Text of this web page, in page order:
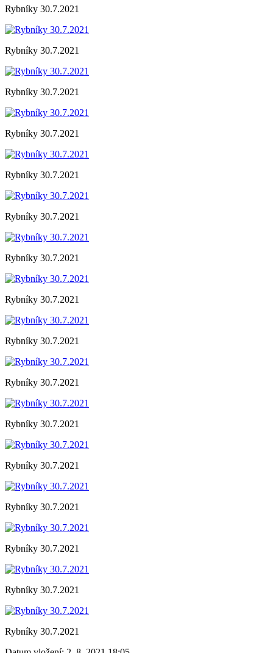
Rybníky 30.7.2021
Rybníky 30.7.2021
Rybníky 30.7.2021
Rybníky 30.7.2021
Rybníky 30.7.2021
Rybníky 30.7.2021
Rybníky 30.7.2021
Rybníky 30.7.2021
Rybníky 30.7.2021
Rybníky 30.7.2021
Rybníky 30.7.2021
Rybníky 30.7.2021
Rybníky 30.7.2021
Rybníky 30.7.2021
Rybníky 30.7.2021
Rybníky 30.7.2021